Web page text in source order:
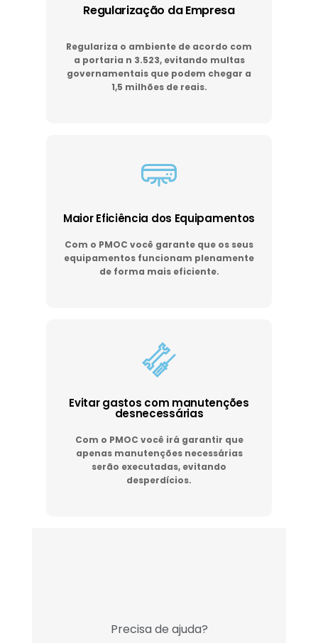
Regularização da Empresa
Regulariza o ambiente de acordo com
a portaria n 3.523, evitando multas
governamentais que podem chegar a
1,5 milhões de reais.
Maior Eficiência dos Equipamentos
Com o PMOC você garante que os seus
equipamentos funcionam plenamente
de forma mais eficiente.
Evitar gastos com manutenções
desnecessárias
Com o PMOC você irá garantir que
apenas manutenções necessárias
serão executadas, evitando
desperdícios.
Precisa de ajuda?